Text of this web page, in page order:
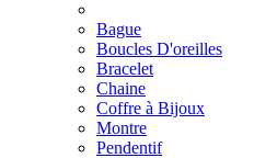
Bague
Boucles D'oreilles
Bracelet
Chaine
Coffre à Bijoux
Montre
Pendentif